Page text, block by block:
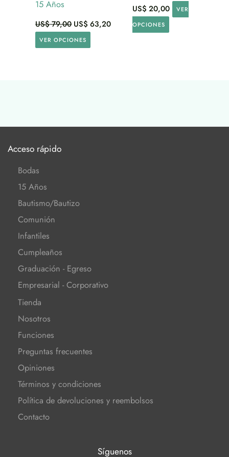
15 Años
US$79,00 US$ 63,20
VER OPCIONES
US$ 20,00
VER
OPCIONES
Acceso rápido
Bodas
15 Años
Bautismo/Bautizo
Comunión
Infantiles
Cumpleaños
Graduación - Egreso
Empresarial - Corporativo
Tienda
Nosotros
Funciones
Preguntas frecuentes
Opiniones
Términos y condiciones
Política de devoluciones y reembolsos
Contacto
Síguenos